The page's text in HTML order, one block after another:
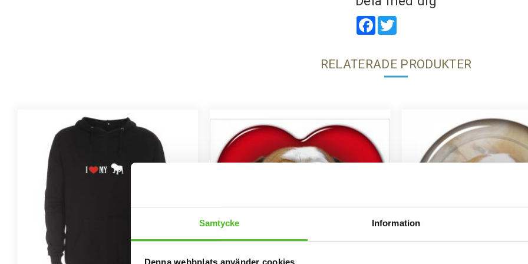
Samtycke Information
Denna webbplats använder cookies
Facebook
RELATERADE PRODUKTER